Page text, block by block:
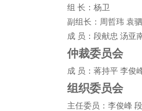
组 长：杨卫
副组长：周哲玮 袁
成 员：段献忠 汤亚
仲裁委员会
成 员：蒋持平 李俊
组织委员会
主任委员：李俊峰